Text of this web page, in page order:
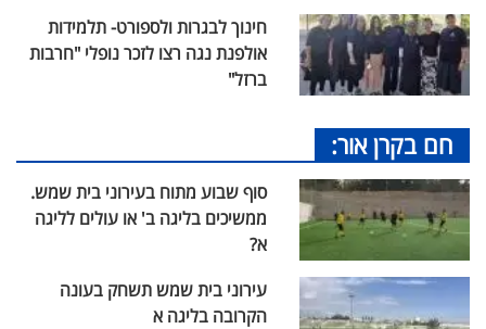
חינוך לבגרות ולספורט- תלמידות
אולפנת נגה רצו לזכר נופלי "חרבות
ברזל"
חם בקרן אור:
סוף שבוע מתוח בעירוני בית שמש.
ממשיכים בליגה ב' או עולים לליגה
א?
עירוני בית שמש תשחק בעונה
הקרובה בליגה א